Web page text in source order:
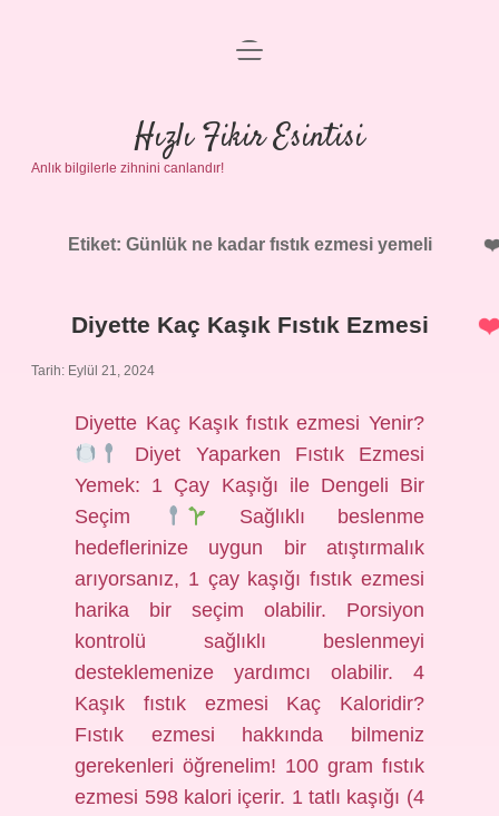
Anasayfa
Gizlilik Politikası
Yasal Uyarı
menüyü
Hızlı Fikir Esintisi
Anlık bilgilerle zihnini canlandır!
Etiket: Günlük ne kadar fıstık ezmesi yemeli
Diyette Kaç Kaşık Fıstık Ezmesi
Tarih: Eylül 21, 2024
Diyette Kaç Kaşık fıstık ezmesi Yenir?
Diyet Yaparken Fıstık Ezmesi
Yemek: 1 Çay Kaşığı ile Dengeli Bir
Seçim
Sağlıklı beslenme
hedeflerinize uygun bir atıştırmalık
arıyorsanız, 1 çay kaşığı fıstık ezmesi
harika bir seçim olabilir. Porsiyon
kontrolü sağlıklı beslenmeyi
desteklemenize yardımcı olabilir. 4
Kaşık fıstık ezmesi Kaç Kaloridir?
Fıstık ezmesi hakkında bilmeniz
gerekenleri öğrenelim! 100 gram fıstık
ezmesi 598 kalori içerir. 1 tatlı kaşığı (4